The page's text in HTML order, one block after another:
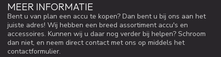
MEER INFORMATIE
Bent u van plan een accu te kopen? Dan bent u bij ons aan het
juiste adres! Wij hebben een breed assortiment accu's en
accessoires. Kunnen wij u daar nog verder bij helpen? Schroom
dan niet, en neem direct contact met ons op middels het
contactformulier.